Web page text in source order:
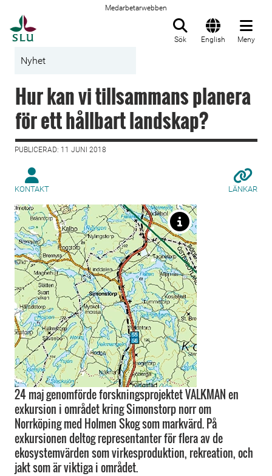
Medarbetarwebben
Sök English Meny
Nyhet
Hur kan vi tillsammans planera
för ett hållbart landskap?
PUBLICERAD: 11 JUNI 2018
KONTAKT LÄNKAR
24 maj genomförde forskningsprojektet VALKMAN en
exkursion i området kring Simonstorp norr om
Norrköping med Holmen Skog som markvärd. På
exkursionen deltog representanter för flera av de
ekosystemvärden som virkesproduktion, rekreation, och
jakt som är viktiga i området.